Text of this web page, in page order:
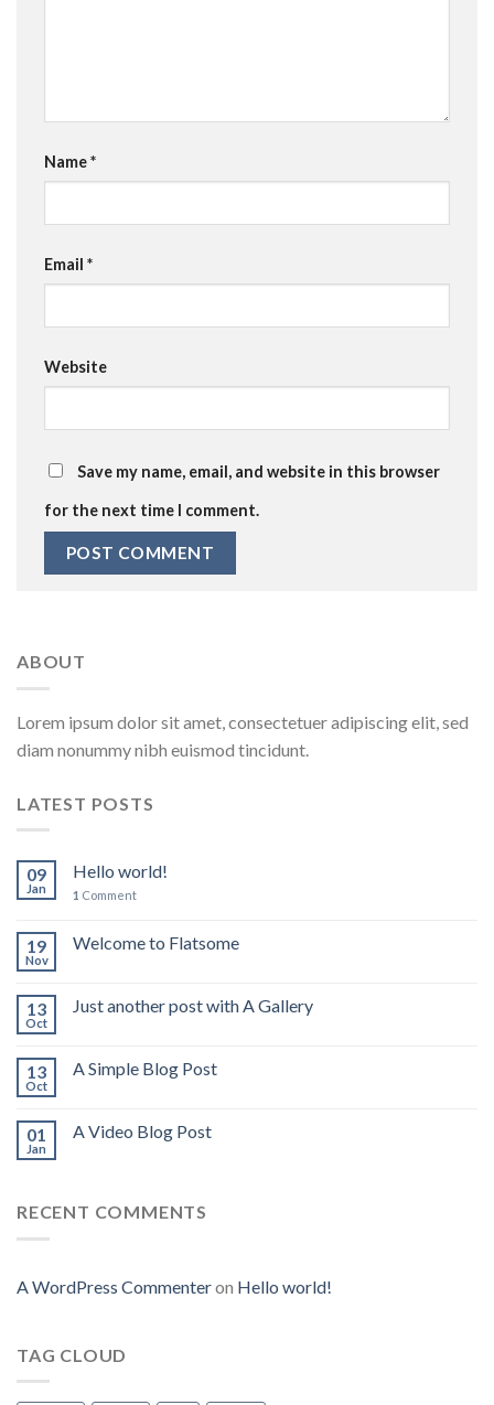
Name*
Email *
Website
Save my name, email, and website in this browser
for the next time I comment.
ABOUT
Lorem ipsum dolor sit amet, consectetuer adipiscing elit, sed
diam nonummy nibh euismod tincidunt.
LATEST POSTS
09
Jan
Hello world!
1 Comment
19
Nov
Welcome to Flatsome
13
Oct
Just another post with A Gallery
13
Oct
A Simple Blog Post
01
Jan
A Video Blog Post
RECENT COMMENTS
A WordPress Commenteron Hello world!
TAG CLOUD